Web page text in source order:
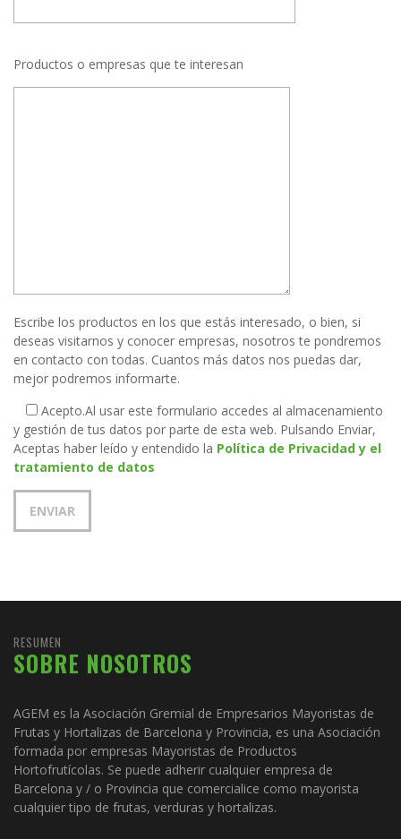
Productos o empresas que te interesan
Escribe los productos en los que estás interesado, o bien, si
deseas visitarnos y conocer empresas, nosotros te pondremos
en contacto con todas. Cuantos más datos nos puedas dar,
mejor podremos informarte.
Acepto.Al usar este formulario accedes al almacenamiento
y gestión de tus datos por parte de esta web. Pulsando Enviar,
Aceptas haber leído y entendido la Política de Privacidad y el
tratamiento de datos
RESUMEN
SOBRE NOSOTROS
AGEM es la Asociación Gremial de Empresarios Mayoristas de
Frutas y Hortalizas de Barcelona y Provincia, es una Asociación
formada por empresas Mayoristas de Productos
Hortofrutícolas. Se puede adherir cualquier empresa de
Barcelona y / o Provincia que comercialice como mayorista
cualquier tipo de frutas, verduras y hortalizas.